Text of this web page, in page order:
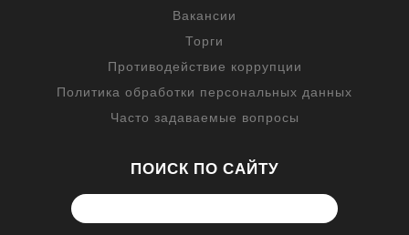
Вакансии
Торги
Противодействие коррупции
Политика обработки персональных данных
Часто задаваемые вопросы
ПОИСК ПО САЙТУ